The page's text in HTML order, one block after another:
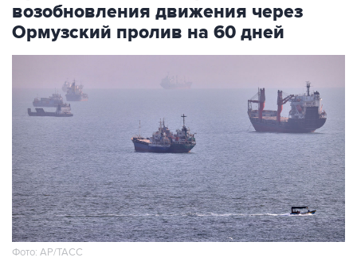
возобновления движения через
Ормузский пролив на 60 дней
Фото: AP/ТАСС